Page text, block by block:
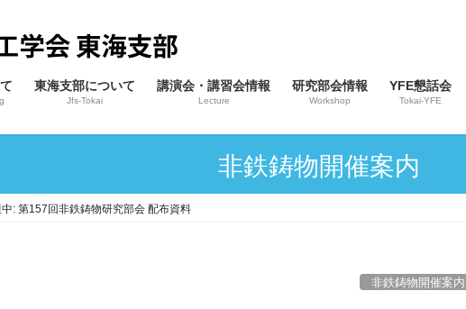
東海支部について
Jfs-Tokai
講演会・講習会情報
Lecture
研究部会情報
Workshop
YFE懇話会
Tokai-YFE
非鉄鋳物開催案内
: 第157回非鉄鋳物研究部会 配布資料
非鉄鋳物開催案内